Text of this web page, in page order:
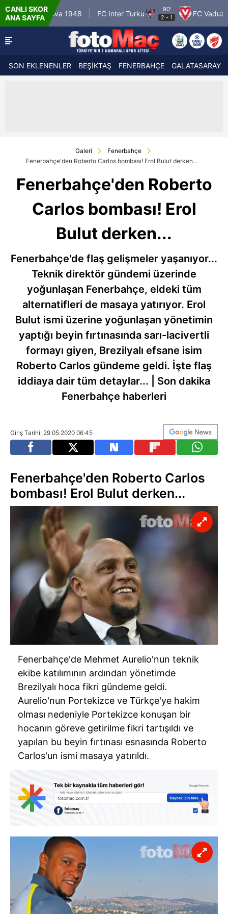
CANLI SKOR
ANA SAYFA
Craiova 1948 FC Inter Turku
90'
2- 1 FC Vaduz
SON EKLENENLER BEŞİKTAŞ FENERBAHÇE GALATASARAY
Galeri
Fenerbahçe
Fenerbahçe'den Roberto Carlos bombası! Erol Bulut derken...
Fenerbahçe'den Roberto
Carlos bombası! Erol
Bulut derken...
Fenerbahçe'de flaş gelişmeler yaşanıyor...
Teknik direktör gündemi üzerinde
yoğunlaşan Fenerbahçe, eldeki tüm
alternatifleri de masaya yatırıyor. Erol
Bulut ismi üzerine yoğunlaşan yönetimin
yaptığı beyin fırtınasında sarı-lacivertli
formayı giyen, Brezilyalı efsane isim
Roberto Carlos gündeme geldi. İşte flaş
iddiaya dair tüm detaylar... | Son dakika
Fenerbahçe haberleri
Giriş Tarihi: 29.05.2020 06:45
Fenerbahçe'den Roberto Carlos
bombası! Erol Bulut derken...
Fenerbahçe'de Mehmet Aurelio'nun teknik
ekibe katılımının ardından yönetimde
Brezilyalı hoca fikri gündeme geldi.
Aurelio'nun Portekizce ve Türkçe'ye hakim
olması nedeniyle Portekizce konuşan bir
hocanın göreve getirilme fikri tartışıldı ve
yapılan bu beyin fırtınası esnasında Roberto
Carlos'un ismi masaya yatırıldı.